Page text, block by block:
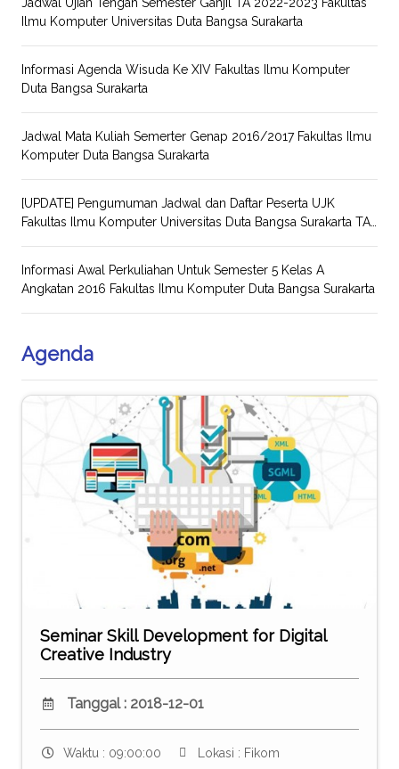
Ilmu Komputer Universitas Duta Bangsa Surakarta
Informasi Agenda Wisuda Ke XIV Fakultas Ilmu Komputer
Duta Bangsa Surakarta
Jadwal Mata Kuliah Semerter Genap 2016/2017 Fakultas Ilmu
Komputer Duta Bangsa Surakarta
[UPDATE] Pengumuman Jadwal dan Daftar Peserta UJK
Fakultas Ilmu Komputer Universitas Duta Bangsa Surakarta TA
Informasi Awal Perkuliahan Untuk Semester 5 Kelas A
Angkatan 2016 Fakultas Ilmu Komputer Duta Bangsa Surakarta
Agenda
Seminar Skill Development for Digital
Creative Industry
Tanggal : 2018-12-01
Waktu : 09:00:00 Lokasi : Fikom